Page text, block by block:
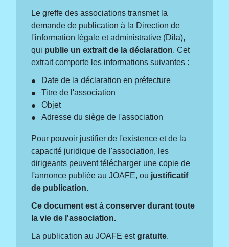
Le greffe des associations transmet la
demande de publication à la Direction de
l'information légale et administrative (Dila),
qui publie un extrait de la déclaration. Cet
extrait comporte les informations suivantes :
Date de la déclaration en préfecture
Titre de l'association
Objet
Adresse du siège de l'association
Pour pouvoir justifier de l'existence et de la
capacité juridique de l'association, les
dirigeants peuventtélécharger une copie de
l'annonce publiée au JOAFE, ou justificatif
de publication.
Ce document est à conserver durant toute
la vie de l'association.
La publication au JOAFE estgratuite.